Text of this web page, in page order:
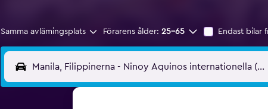
Samma avlämingsplats Förarens ålder: 25-65 Endast bilar